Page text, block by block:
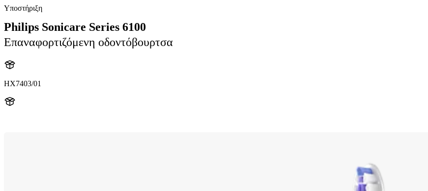
Υποστήριξη
Philips Sonicare Series 6100
Επαναφορτιζόμενη οδοντόβουρτσα
HX7403/01